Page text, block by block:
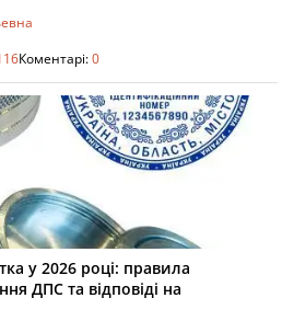
Коментарі:0
у 2026 році: правила
ДПС та відповіді на